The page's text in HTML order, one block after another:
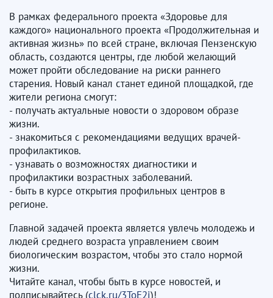
В рамках федерального проекта «Здоровье для
каждого» национального проекта «Продолжительная и
активная жизнь» по всей стране, включая Пензенскую
область, создаются центры, где любой желающий
может пройти обследование на риски раннего
старения. Новый канал станет единой площадкой, где
жители региона смогут:
- получать актуальные новости о здоровом образе
жизни.
- знакомиться с рекомендациями ведущих врачей-
профилактиков.
- узнавать о возможностях диагностики и
профилактики возрастных заболеваний.
- быть в курсе открытия профильных центров в
регионе.
Главной задачей проекта является увлечь молодежь и
людей среднего возраста управлением своим
биологическим возрастом, чтобы это стало нормой
жизни.
Читайте канал, чтобы быть в курсе новостей, и
подписывайтесь (clck.ru/3ToE2j)!